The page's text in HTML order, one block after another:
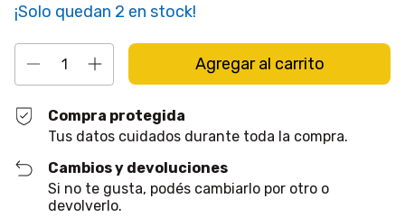
¡Solo quedan 2 en stock!
Compra protegida
Tus datos cuidados durante toda la compra.
Cambios y devoluciones
Si no te gusta, podés cambiarlo por otro o
devolverlo.